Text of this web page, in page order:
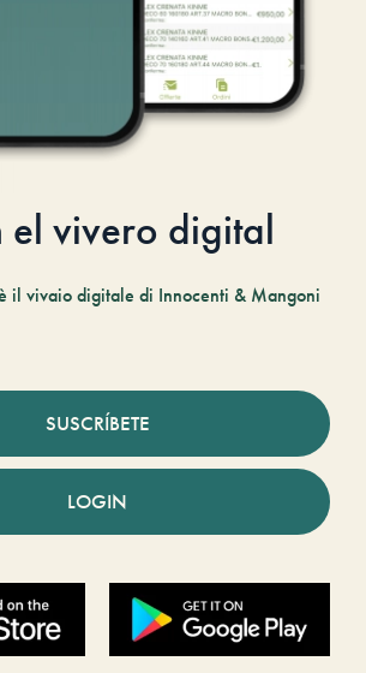
el vivero digital
il vivaio digitale di Innocenti & Mangoni
SUSCRÍBETE
LOGIN